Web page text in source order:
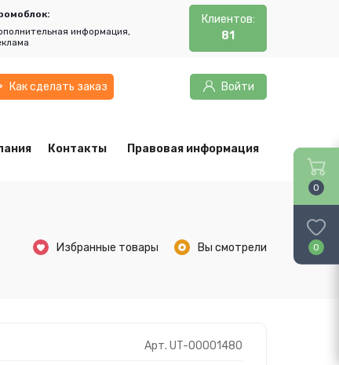
информация,
Клиентов:
81
Как сделать заказ Войти
Контакты Правовая информация
Избранные товары Вы смотрели
Арт. UT-00001480
0
0